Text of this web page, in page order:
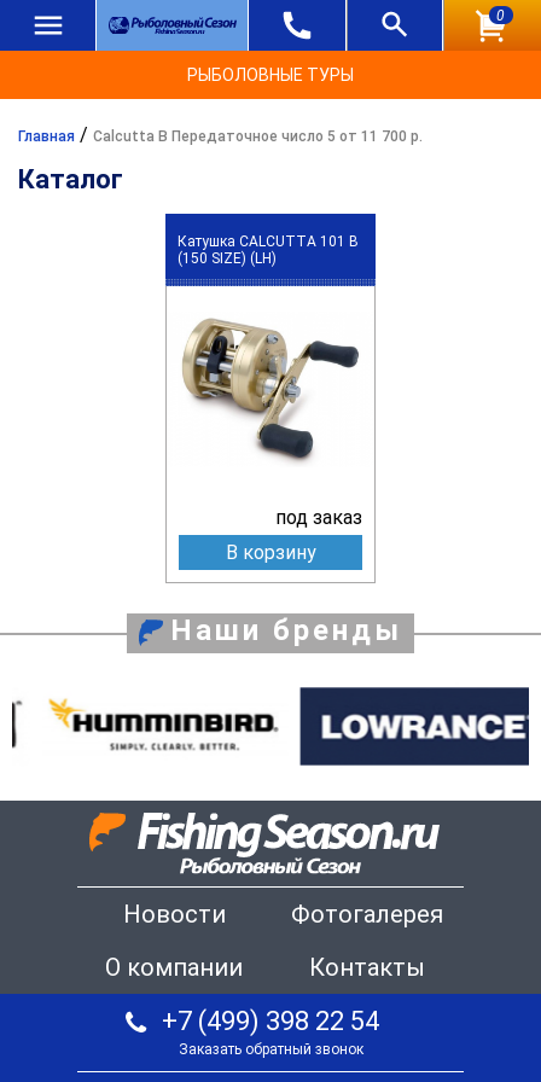
0
РЫБОЛОВНЫЕ ТУРЫ
Главная / Calcutta B Передаточное число 5 от 11 700 р.
Каталог
Катушка CALCUTTA 101 B
(150 SIZE) (LH)
под заказ
В корзину
Наши бренды
Новости
Фотогалерея
О компании
Контакты
+7 (499) 398 22 54
Заказать обратный звонок